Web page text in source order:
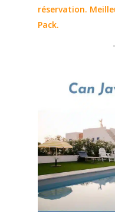
réservation.
Pack.